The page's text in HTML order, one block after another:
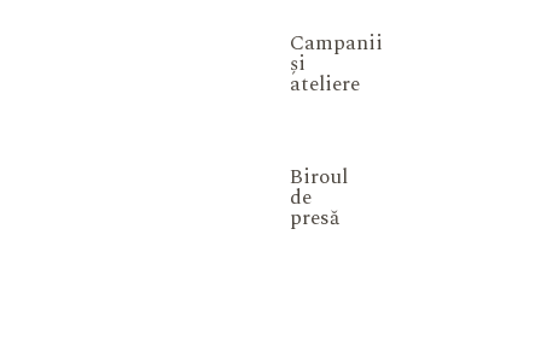
Campanii
și
ateliere
Biroul
de
presă